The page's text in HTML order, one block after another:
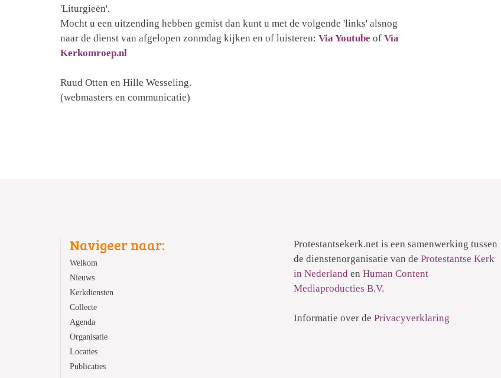
'Liturgieën'.
Mocht u een uitzending hebben gemist dan kunt u met de volgende 'links' alsnog
naar de dienst van afgelopen zonmdag kijken en of luisteren: Via Youtube of Via
Kerkomroep.nl
Ruud Otten en Hille Wesseling.
(webmasters en communicatie)
Navigeer naar:
Welkom
Nieuws
Kerkdiensten
Collecte
Agenda
Organisatie
Locaties
Publicaties
Protestantsekerk.net is een samenwerking tussen
de dienstenorganisatie van de Protestantse Kerk
in Nederlanden Human Content
Mediaproducties B.V.
Informatie over de Privacyverklaring